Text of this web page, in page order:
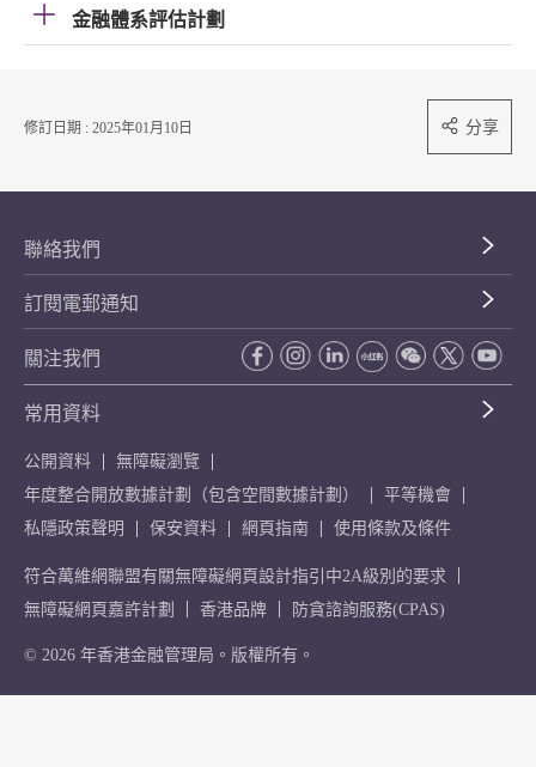
金融體系評估計劃
修訂日期 : 2025年01月10日 分享
聯絡我們
訂閱電郵通知
關注我們
常用資料
公開資料
無障礙瀏覽
年度整合開放數據計劃（包含空間數據計劃）
平等機會
私隱政策聲明
保安資料 網頁指南 使用條款及條件
符合萬維網聯盟有關無障礙網頁設計指引中2A級別的要求
無障礙網頁嘉許計劃
香港品牌 防貪諮詢服務(CPAS)
© 2026 年香港金融管理局。版權所有。